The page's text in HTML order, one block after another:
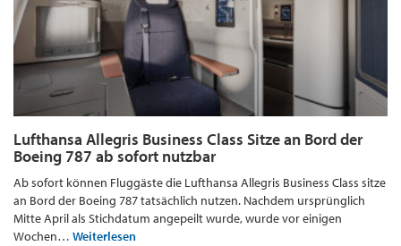
Lufthansa Allegris Business Class Sitze an Bord der
Boeing 787 ab sofort nutzbar
Ab sofort können Fluggäste die Lufthansa Allegris Business Class sitze
an Bord der Boeing 787 tatsächlich nutzen. Nachdem ursprünglich
Mitte April als Stichdatum angepeilt wurde, wurde vor einigen
Wochen… Weiterlesen